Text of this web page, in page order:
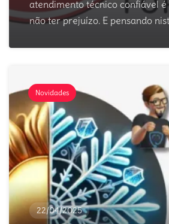
atendimento técnico confiável é
não ter prejuízo. E pensando
Novidades
22/04/2025